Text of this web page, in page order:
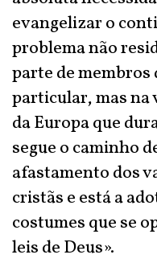
evangelizar o
problema não
parte de membros
particular, mas na
da Europa que
segue o caminho
afastamento dos
cristãs e está a
costumes que se
leis de Deus».